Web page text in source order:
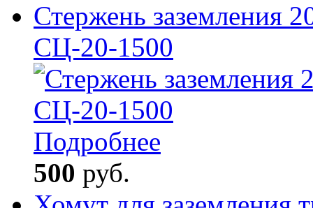
Стержень заземления
СЦ-20-1500
Подробнее
500 руб.